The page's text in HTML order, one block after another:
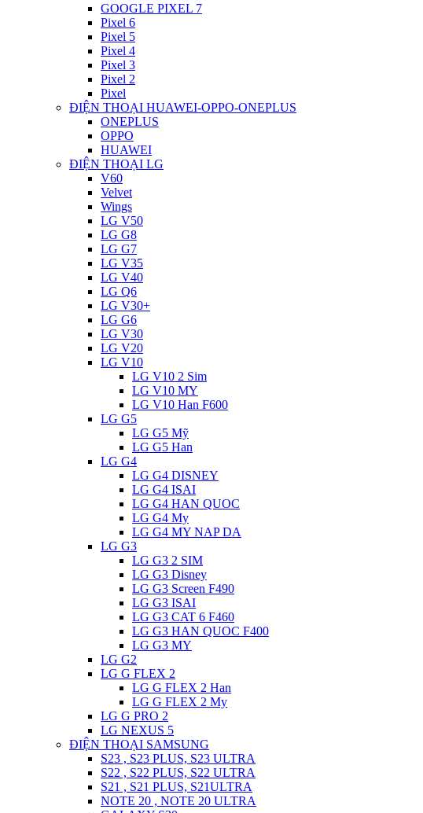
GOOGLE PIXEL 7
Pixel 6
Pixel 5
Pixel 4
Pixel 3
Pixel 2
Pixel
ĐIỆN THOẠI HUAWEI-OPPO-ONEPLUS
ONEPLUS
OPPO
HUAWEI
ĐIỆN THOẠI LG
V60
Velvet
Wings
LG V50
LG G8
LG G7
LG V35
LG V40
LG Q6
LG V30+
LG G6
LG V30
LG V20
LG V10
LG V10 2 Sim
LG V10 MY
LG V10 Han F600
LG G5
LG G5 Mỹ
LG G5 Han
LG G4
LG G4 DISNEY
LG G4 ISAI
LG G4 HAN QUOC
LG G4 My
LG G4 MY NAP DA
LG G3
LG G3 2 SIM
LG G3 Disney
LG G3 Screen F490
LG G3 ISAI
LG G3 CAT 6 F460
LG G3 HAN QUOC F400
LG G3 MY
LG G2
LG G FLEX 2
LG G FLEX 2 Han
LG G FLEX 2 My
LG G PRO 2
LG NEXUS 5
ĐIỆN THOẠI SAMSUNG
S23 , S23 PLUS, S23 ULTRA
S22 , S22 PLUS, S22 ULTRA
S21 , S21 PLUS, S21ULTRA
NOTE 20 , NOTE 20 ULTRA